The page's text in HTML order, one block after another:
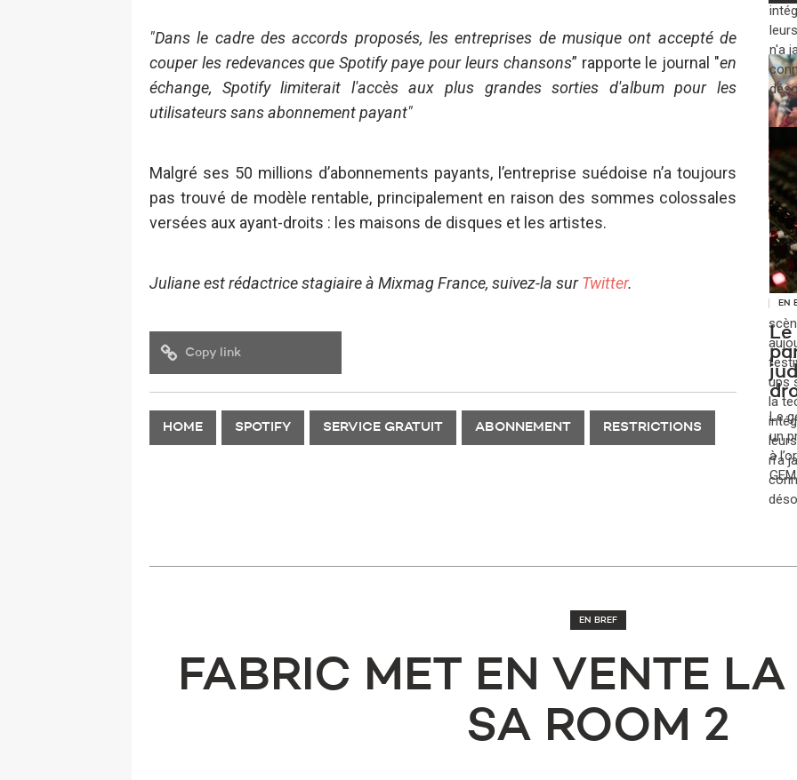
"Dans le cadre des accords proposés, les entreprises de musique ont accepté de
couper les redevances que Spotify paye pour leurs chansons” rapporte le journal "en
échange, Spotify limiterait l'accès aux plus grandes sorties d'album pour les
utilisateurs sans abonnement payant"
Malgré ses 50 millions d’abonnements payants, l’entreprise suédoise n’a toujours
pas trouvé de modèle rentable, principalement en raison des sommes colossales
versées aux ayant-droits : les maisons de disques et les artistes.
Juliane est rédactrice stagiaire à Mixmag France, suivez-la surTwitter.
Copy link
HOME SPOTIFY SERVICE GRATUIT ABONNEMENT RESTRICTIONS
EN
un
ups
la
n'a
EN BREF
FABRIC MET EN VENTE
SA ROOM 2
n'a
EN
Le
Le
un
à